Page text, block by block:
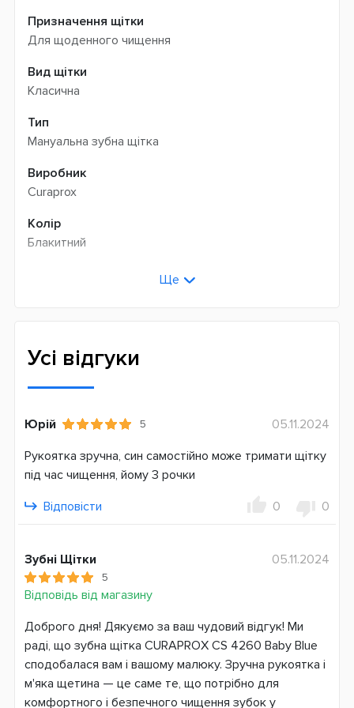
Призначення щітки
Для щоденного чищення
Вид щітки
Класична
Тип
Мануальна зубна щітка
Виробник
Curaprox
Колір
Блакитний
Швейцарія
Ще
Усі відгуки
Юрій 5
05.11.2024
Рукоятка зручна, син самостійно може тримати щітку
під час чищення, йому 3 рочки
Відповісти
0 0
Зубні Щітки
5
Відповідь від магазину
05.11.2024
Доброго дня! Дякуємо за ваш чудовий відгук! Ми
раді, що зубна щітка CURAPROX CS 4260 Baby Blue
сподобалася вам і вашому малюку. Зручна рукоятка і
м'яка щетина — це саме те, що потрібно для
комфортного і безпечного чищення зубок у